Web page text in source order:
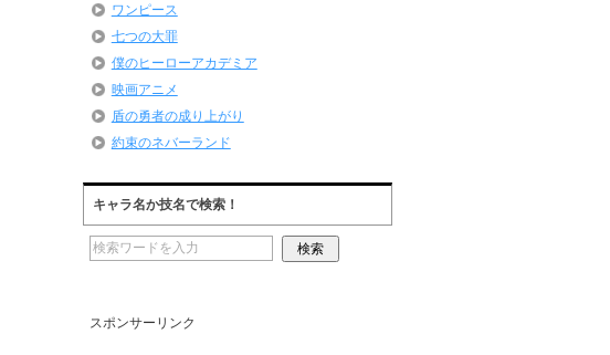
ワンピース
七つの大罪
僕のヒーローアカデミア
映画アニメ
盾の勇者の成り上がり
約束のネバーランド
キャラ名か技名で検索！
スポンサーリンク